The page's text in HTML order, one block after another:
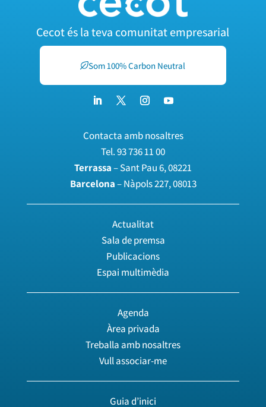
Cecot és la teva comunitat empresarial
Som 100% Carbon Neutral
Contacta amb nosaltres
Tel.93 736 11 00
Terrassa– Sant Pau 6, 08221
Barcelona– Nàpols 227, 08013
Actualitat
Sala de premsa
Publicacions
Espai multimèdia
Agenda
Àrea privada
Treballa amb nosaltres
Vull associar-me
Guia d’inici